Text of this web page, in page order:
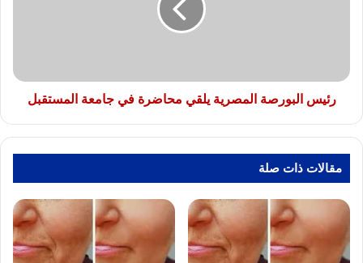
رئيس البورصة المصرية يلقي محاضرة في جامعة المستقبل
مقالات ذات صلة